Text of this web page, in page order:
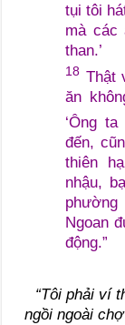
tụi tôi
mà các
than.’
18 Thật
ăn
‘Ông
đến,
thiên
nhậu,
Ngoan
động.”
“Tôi phải ví
ngồi ngoài